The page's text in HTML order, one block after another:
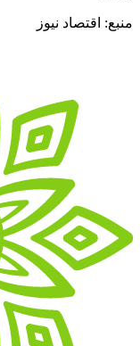
منبع: اقتصاد نیوز